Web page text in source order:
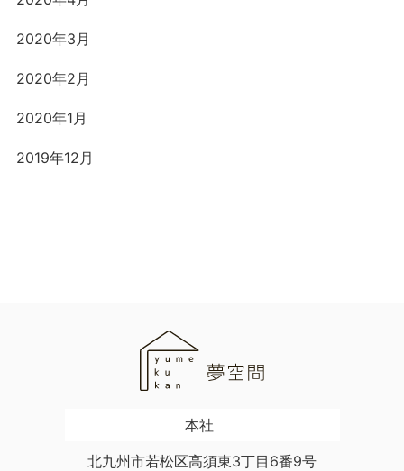
2020年3月
2020年2月
2020年1月
2019年12月
本社
北九州市若松区高須東3丁目6番9号